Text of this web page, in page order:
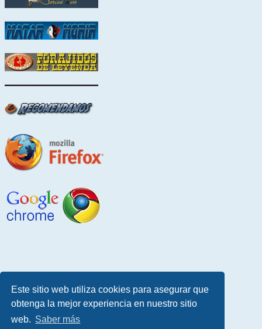
Este sitio web utiliza cookies para asegurar que
obtenga la mejor experiencia en nuestro sitio
web. Saber más